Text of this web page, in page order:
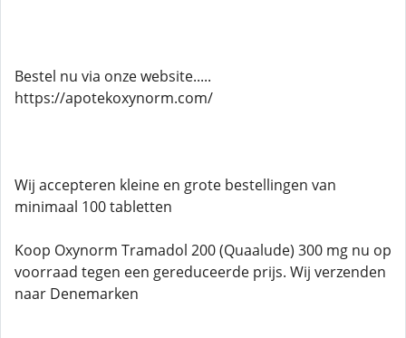
Bestel nu via onze website.....
https://apotekoxynorm.com/
Wij accepteren kleine en grote bestellingen van
minimaal 100 tabletten
Koop Oxynorm Tramadol 200 (Quaalude) 300 mg nu op
voorraad tegen een gereduceerde prijs. Wij verzenden
naar Denemarken